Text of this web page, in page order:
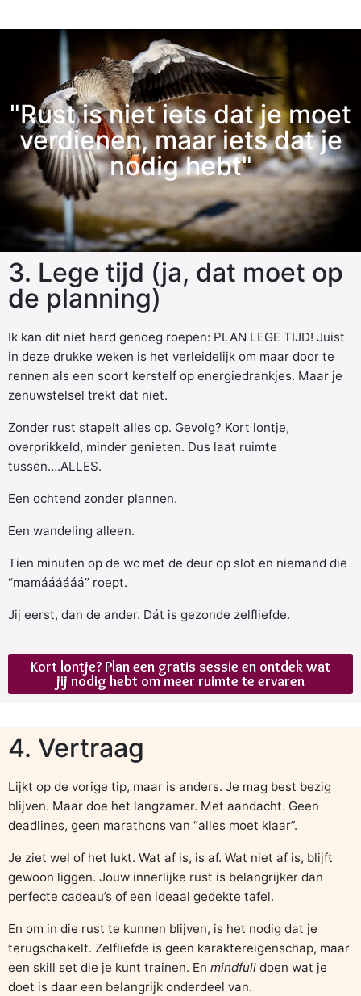
"Rust is niet iets dat je moet
verdienen, maar iets dat je
nodig hebt"
3. Lege tijd (ja, dat moet op
de planning)
Ik kan dit niet hard genoeg roepen: PLAN LEGE TIJD! Juist
in deze drukke weken is het verleidelijk om maar door te
rennen als een soort kerstelf op energie­drankjes. Maar je
zenuwstelsel trekt dat niet.
Zonder rust stapelt alles op. Gevolg? Kort lontje,
overprikkeld, minder genieten. Dus laat ruimte
tussen….ALLES.
Een ochtend zonder plannen.
Een wandeling alleen.
Tien minuten op de wc met de deur op slot en niemand die
“mamáááááá” roept.
Jij eerst, dan de ander. Dát is gezonde zelfliefde.
Kort lontje? Plan een gratis sessie en ontdek wat
jij nodig hebt om meer ruimte te ervaren
4. Vertraag
Lijkt op de vorige tip, maar is anders. Je mag best bezig
blijven. Maar doe het langzamer. Met aandacht. Geen
deadlines, geen marathons van “alles moet klaar”.
Je ziet wel of het lukt. Wat af is, is af. Wat niet af is, blijft
gewoon liggen. Jouw innerlijke rust is belangrijker dan
perfecte cadeau’s of een ideaal gedekte tafel.
En om in die rust te kunnen blijven, is het nodig dat je
terugschakelt. Zelfliefde is geen karaktereigenschap, maar
een skill set die je kunt trainen. En mindfull doen wat je
doet is daar een belangrijk onderdeel van.